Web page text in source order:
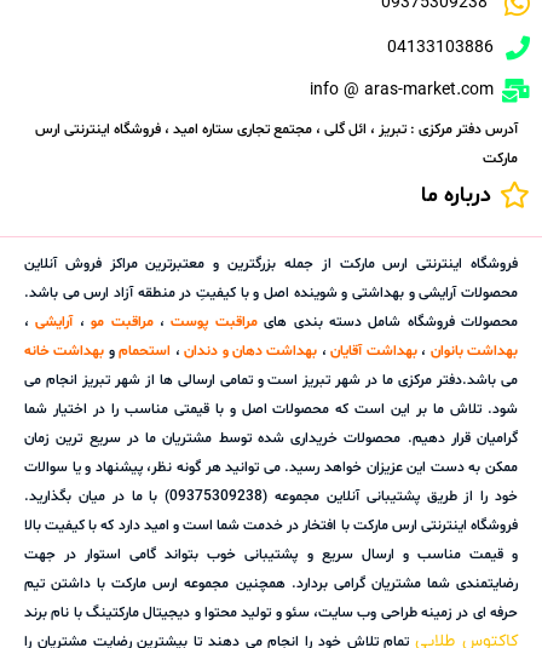
04133103886
info @ aras-market.com
آدرس دفتر مرکزی : تبریز ، ائل گلی ، مجتمع تجاری ستاره امید ، فروشگاه اینترنتی ارس
مارکت
درباره ما
فروشگاه اینترنتی ارس مارکت از جمله بزرگترین و معتبرترین مراکز فروش آنلاین
محصولات آرایشی و بهداشتی و شوینده اصل و با کیفیتِ در منطقه آزاد ارس می باشد.
محصولات فروشگاه شامل دسته بندی هایمراقبت پوست،مراقبت مو،آرایشی،
بهداشت بانوان ،بهداشت آقایان، بهداشت دهان و دندان، استحمامو بهداشت خانه
می باشد.دفتر مرکزی ما در شهر تبریز است و تمامی ارسالی ها از شهر تبریز انجام می
شود. تلاش ما بر این است که محصولات اصل و با قیمتی مناسب را در اختیار شما
گرامیان قرار دهیم. محصولات خریداری شده توسط مشتریان ما در سریع ترین زمان
ممکن به دست این عزیزان خواهد رسید. می توانید هر گونه نظر، پیشنهاد و یا سوالات
خود را از طریق پشتیبانی آنلاین مجموعه (09375309238) با ما در میان بگذارید.
فروشگاه اینترنتی ارس مارکت با افتخار در خدمت شما است و امید دارد که با کیفیت بالا
و قیمت مناسب و ارسال سریع و پشتیبانی خوب بتواند گامی استوار در جهت
رضایتمندی شما مشتریان گرامی بردارد. همچنین مجموعه ارس مارکت با داشتن تیم
حرفه ای در زمینه طراحی وب سایت، سئو و تولید محتوا و دیجیتال مارکتینگ با نام برند
کاکتوس طلاییتمام تلاش خود را انجام می دهند تا بیشترین رضایت مشتریان را